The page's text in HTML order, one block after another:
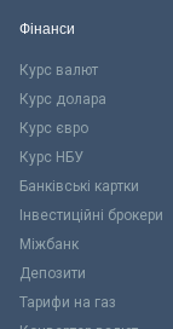
Фінанси
Курс валют
Курс долара
Курс євро
Курс НБУ
Банківські картки
Інвестиційні брокери
Міжбанк
Депозити
Тарифи на газ